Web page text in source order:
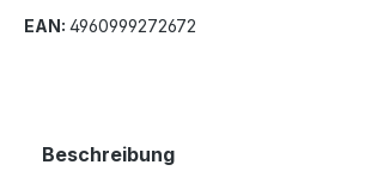
EAN: 4960999272672
Beschreibung